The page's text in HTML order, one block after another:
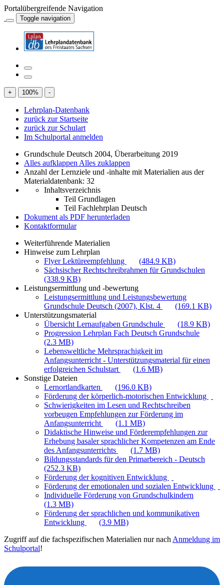
Portalübergreifende Navigation
Toggle navigation
+ 100% -
Lehrplan-Datenbank
zurück zur Startseite
zurück zur Schulart
Im Schulportal anmelden
Grundschule Deutsch 2004, Überarbeitung 2019
Alles aufklappen Alles zuklappen
Anzahl der Lernziele und -inhalte mit Materialien aus der
Materialdatenbank: 32
Inhaltsverzeichnis
Teil Grundlagen
Teil Fachlehrplan Deutsch
Dokument als PDF herunterladen
Kontaktformular
Weiterführende Materialien
Hinweise zum Lehrplan
Flyer Lektüreempfehlung
(484.9 KB)
Sächsischer Rechtschreibrahmen für Grundschulen
(338.9 KB)
Leistungsermittlung und -bewertung
Leistungsermittlung und Leistungsbewertung
Grundschule Deutsch (2007), Klst. 4
(169.1 KB)
Unterstützungsmaterial
Übersicht Lernaufgaben Grundschule
(18.9 KB)
Progression Lehrplan Fach Deutsch Grundschule
(2.3 MB)
Lebensweltliche Mehrsprachigkeit im
Anfangsunterricht - Unterstützungsmaterial für einen
erfolgreichen Schulstart
(1.6 MB)
Sonstige Dateien
Lernortlandkarten
(196.0 KB)
Förderung der körperlich-motorischen Entwicklung
Schwierigkeiten im Lesen und Rechtschreiben
vorbeugen Empfehlungen zur Förderung im
Anfangsunterricht
(1.1 MB)
Didaktische Hinweise und Förderempfehlungen zur
Erhebung basaler sprachlicher Kompetenzen am Ende
des Anfangsunterrichts
(1.7 MB)
Bildungsstandards für den Primarbereich - Deutsch
(252.3 KB)
Förderung der kognitiven Entwicklung
Förderung der emotionalen und sozialen Entwicklung
Individuelle Förderung von Grundschulkindern
(1.3 MB)
Förderung der sprachlichen und kommunikativen
Entwicklung
(3.9 MB)
Zugriff auf die fachspezifischen Materialien nur nach Anmeldung im
Schulportal!